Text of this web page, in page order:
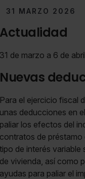
31 MARZO 2026
Actualidad
31 de marzo a 6 de
Nuevas
Para el ejercicio fiscal
unas deducciones en
paliar los efectos del
contratos de
tipo de interés variable
de vivienda, así como
ayudas para paliar el